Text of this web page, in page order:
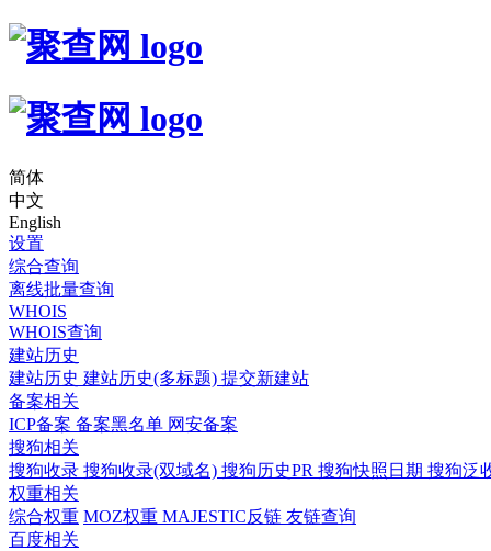
简体
中文
English
设置
综合查询
离线批量查询
WHOIS
WHOIS查询
建站历史
建站历史 建站历史(多标题) 提交新建站
备案相关
ICP备案 备案黑名单 网安备案
搜狗相关
搜狗收录 搜狗收录(双域名) 搜狗历史PR 搜狗快照日期 搜狗泛
权重相关
综合权重 MOZ权重 MAJESTIC反链 友链查询
百度相关